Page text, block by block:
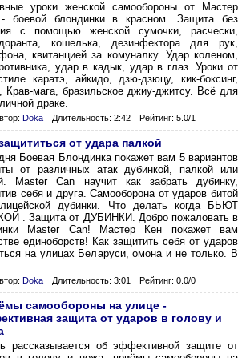
уроки женской самообороны от Мастер
боевой блондинки в красном. Защита без
с помощью женской сумочки, расчески,
кошелька, дезинфектора для рук,
квитанцией за комуналку. Удар коленом,
удар в кадык, удар в глаз. Уроки от
каратэ, айкидо, дзю-дзюцу, кик-боксинг,
мага, бразильское джиу-джитсу. Всё для
драке.
Doka Длительность: 2:42 Рейтинг: 5.0/1
от удара палкой
Боевая Блондинка покажет вам 5 вариантов
от различных атак дубинкой, палкой или
Master Can научит как забрать дубинку,
себя и друга. Самооборона от ударов битой
дубинки. Что делать когда БЬЮТ
. Защита от ДУБИНКИ. Добро пожаловать в
Master Can! Мастер Кен покажет вам
единоборств! Как защитить себя от ударов
на улицах Беларуси, омона и не только. В
Doka Длительность: 3:01 Рейтинг: 0.0/0
самообороны на улице -
защита от ударов в голову и
рассказывается об эффективной защите от